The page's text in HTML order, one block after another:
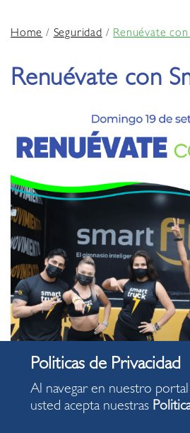
Home/Seguridad/Renuévate
Renuévate con
Al navegar en nuestro
usted acepta nuestras